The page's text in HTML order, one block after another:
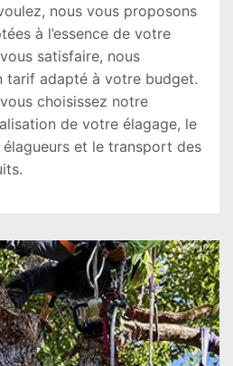
nous vous proposons
à l’essence de votre
satisfaire, nous
tarif adapté à votre budget.
choisissez notre
de votre élagage, le
et le transport des